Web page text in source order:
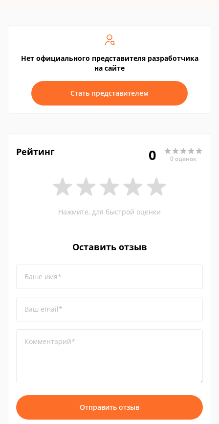
Нет официального представителя разработчика
на сайте
Стать представителем
Рейтинг 0 0 оценок
Нажмите, для быстрой оценки
Оставить отзыв
Ваше имя*
Ваш email*
Комментарий*
Отправить отзыв